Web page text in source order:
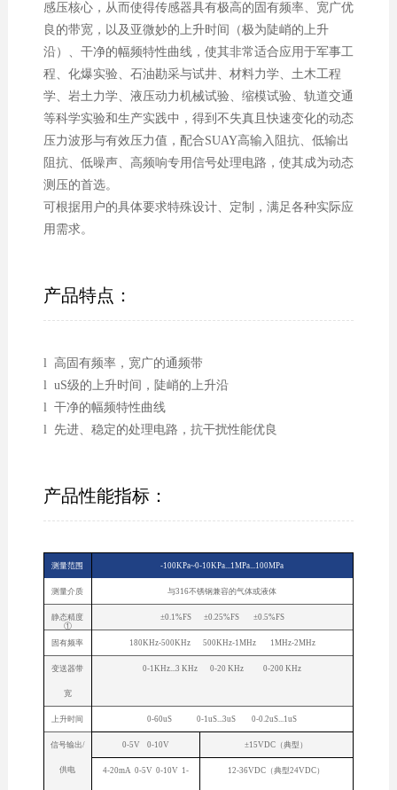
感压核心，从而使得传感器具有极高的固有频率、宽广优
良的带宽，以及亚微妙的上升时间（极为陡峭的上升
沿）、干净的幅频特性曲线，使其非常适合应用于军事工
程、化爆实验、石油勘采与试井、材料力学、土木工程
学、岩土力学、液压动力机械试验、缩模试验、轨道交通
等科学实验和生产实践中，得到不失真且快速变化的动态
压力波形与有效压力值，配合SUAY高输入阻抗、低输出
阻抗、低噪声、高频响专用信号处理电路，使其成为动态
测压的首选。
可根据用户的具体要求特殊设计、定制，满足各种实际应
用需求。
产品特点：
l 高固有频率，宽广的通频带
l uS级的上升时间，陡峭的上升沿
l 干净的幅频特性曲线
l 先进、稳定的处理电路，抗干扰性能优良
产品性能指标：
测量范围 -100KPa~0-10KPa...1MPa...100MPa
测量介质 与316不锈钢兼容的气体或液体
静态精度
①
±0.1%FS ±0.25%FS ±0.5%FS
固有频率 180KHz-500KHz 500KHz-1MHz 1MHz-2MHz
变送器带
宽
0-1KHz...3 KHz 0-20 KHz 0-200 KHz
上升时间 0-60uS 0-1uS...3uS 0-0.2uS...1uS
信号输出/
供电
0-5V 0-10V ±15VDC（典型）
4-20mA 0-5V 0-10V 1- 12-36VDC（典型24VDC）